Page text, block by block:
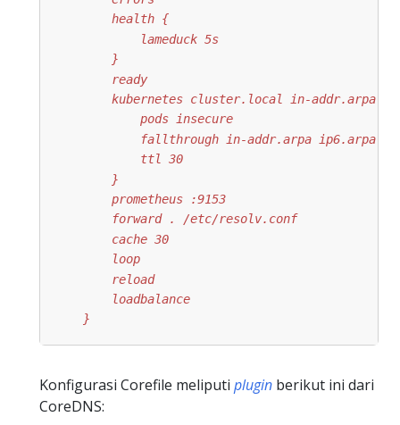
    }
Konfigurasi Corefile meliputi plugin berikut ini dari
CoreDNS: